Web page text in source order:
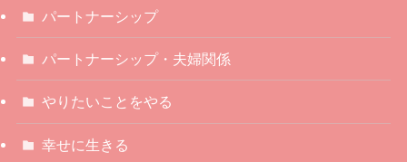
パートナーシップ
パートナーシップ・夫婦関係
やりたいことをやる
幸せに生きる